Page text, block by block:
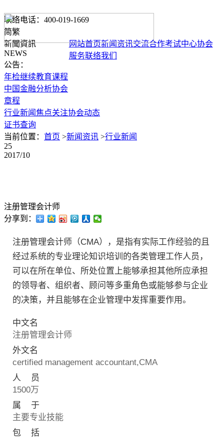
联络电话：400-019-1669
简繁
网站首页新闻资讯交流合作考试中心协会
服务联络我们
新聞資訊
NEWS
公告：
年检继续教育课程
中国金融分析协会
章程
行业新闻焦点关注协会动态
证书查询
当前位置： 首页 >新闻资讯 >行业新闻
25
2017/10
注册管理会计师
分享到：
注册管理会计师（CMA），是指有实际工作经验的且
经过系统的专业理论知识培训的各类管理工作人员，
可以在所在单位、所处位置上能够承担其他所应承担
的领导者、组织者、顾问等多重角色或能够参与企业
的决策，并且能够在企业管理中发挥重要作用。
中文名
注册管理会计师
外文名
certified management accountant,CMA
人 员
1500万
属 于
主要专业技能
包 括